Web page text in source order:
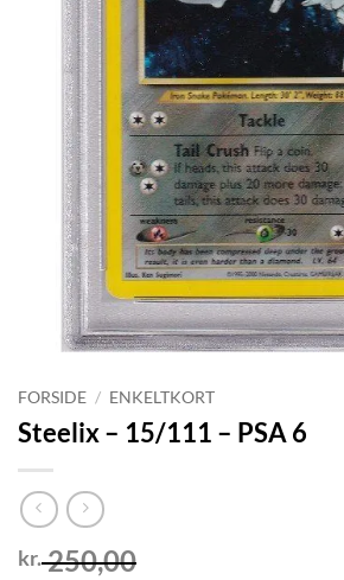
FORSIDE / ENKELTKORT
Steelix – 15/111 – PSA 6
kr.250,00